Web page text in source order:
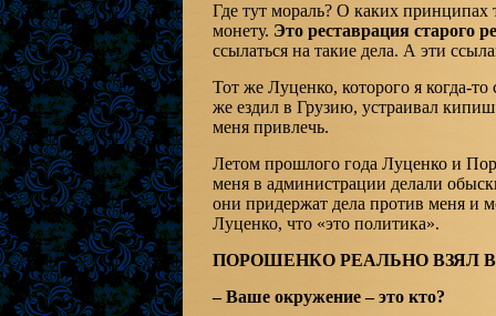
Где тут мораль? О каких
монету. Это реставрация старого
ссылаться на такие дела. А эти
Тот же Луценко, которого я когда-
же ездил в Грузию, устраивал кипиш
меня привлечь.
Летом прошлого года Луценко и
меня в администрации делали
они придержат дела против меня и
Луценко, что «это политика».
ПОРОШЕНКО РЕАЛЬНО ВЗЯЛ
– Ваше окружение – это кто?